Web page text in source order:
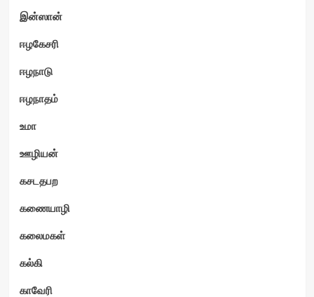
இன்ஸான்
ஈழகேசரி
ஈழநாடு
ஈழநாதம்
உமா
ஊழியன்
கசடதபற
கணையாழி
கலைமகள்
கல்கி
காவேரி